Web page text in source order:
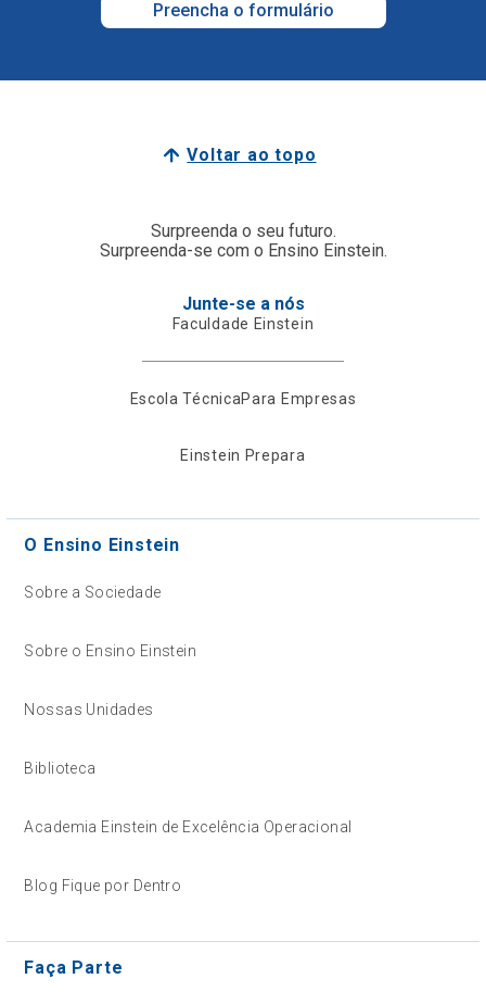
Preencha o formulário
Voltar ao topo
Surpreenda o seu futuro.
Surpreenda-se com o Ensino Einstein.
Junte-se a nós
Faculdade Einstein
Escola TécnicaPara Empresas
Einstein Prepara
O Ensino Einstein
Sobre a Sociedade
Sobre o Ensino Einstein
Nossas Unidades
Biblioteca
Academia Einstein de Excelência Operacional
Blog Fique por Dentro
Faça Parte